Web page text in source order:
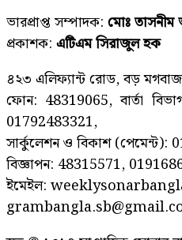
ভারপ্রাপ্ত সম্পাদক: মোঃ
প্রকাশক: এটিএম সিরাজুল হক
৪২৩ এলিফ্যান্ট রোড, বড়
ফোন: 48319065, বার্তা
01792483321,
সার্কুলেশন ও বিকাশ (পেমেন্ট):
বিজ্ঞাপন: 48315571,
ইমেইল: